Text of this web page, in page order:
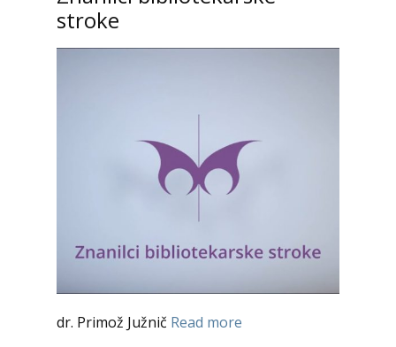
stroke
dr. Primož Južnič Read more